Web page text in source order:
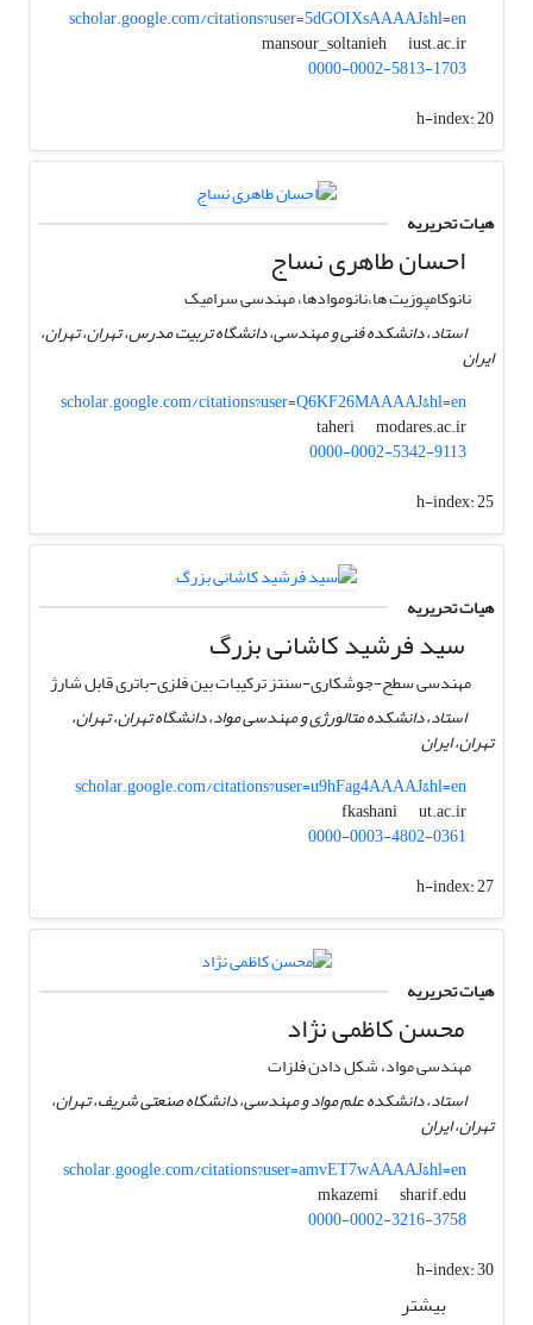
scholar.google.com/citations?user=5dGOIXsAAAAJ&hl=en
mansour_soltanieh
iust.ac.ir
0000-0002-5813-1703
h-index:20
هیات تحریریه
احسان طاهری نساج
نانوکامپوزیت ها،نانوموادها، مهندسی سرامیک
استاد، دانشکده فنی و مهندسی، دانشگاه تربیت مدرس، تهران، تهران،
ایران
scholar.google.com/citations?user=Q6KF26MAAAAJ&hl=en
taheri
modares.ac.ir
0000-0002-5342-9113
h-index:25
هیات تحریریه
سید فرشید کاشانی بزرگ
مهندسی سطح-جوشکاری-سنتز ترکیبات بین فلزی-باتری قابل شارژ
استاد، دانشکده متالورژی و مهندسی مواد، دانشگاه تهران، تهران،
تهران، ایران
scholar.google.com/citations?user=u9hFag4AAAAJ&hl=en
fkashani
ut.ac.ir
0000-0003-4802-0361
h-index:27
هیات تحریریه
محسن کاظمی نژاد
مهندسی مواد، شکل دادن فلزات
استاد، دانشکده علم مواد و مهندسی، دانشگاه صنعتی شریف، تهران،
تهران، ایران
scholar.google.com/citations?user=amvET7wAAAAJ&hl=en
mkazemi
sharif.edu
0000-0002-3216-3758
h-index:30
بیشتر